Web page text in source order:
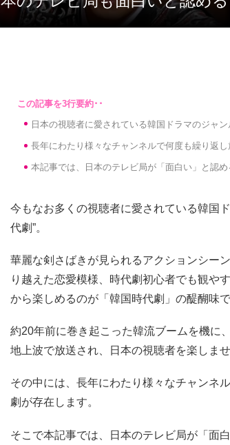
日本の視聴者に愛されている韓国ドラマのジャン
長年にわたり様々なチャンネルで何度も繰り返
本記事では、日本のテレビ局が「面白い」と認
今もなお多くの視聴者に愛されている韓国
代劇”。
華麗な剣さばきが見られるアクションシー
り越えた恋愛模様、時代劇初心者でも観や
から楽しめるのが「韓国時代劇」の醍醐味
約20年前に巻き起こった韓流ブームを機に
地上波で放送され、日本の視聴者を楽しま
その中には、長年にわたり様々なチャンネ
劇が存在します。
そこで本記事では、日本のテレビ局が「面